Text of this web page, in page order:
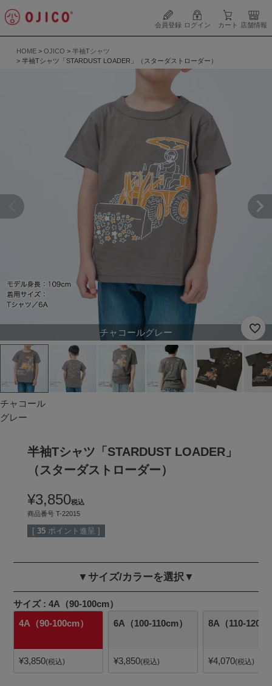
会員登録 ログイン カート 店舗情報
HOME OJICO
半袖Tシャツ
半袖Tシャツ「STARDUST LOADER」（スターダストローダー）
チャコールグレー
チャコール
グレー
半袖Tシャツ「STARDUST LOADER」
（スターダストローダー）
¥3,850税込
商品番号 T-22015
[ 35 ポイント進呈 ]
▼サイズ/カラーを選択▼
サイズ
4A（90-100cm）
4A（90-100cm）
¥3,850 税込
6A（100-110cm）
¥3,850 税込
8A（110-
¥4,070 税込